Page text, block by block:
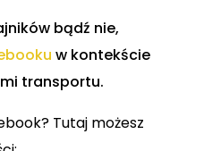
bądź nie,
w kontekście
transportu.
Tutaj możesz